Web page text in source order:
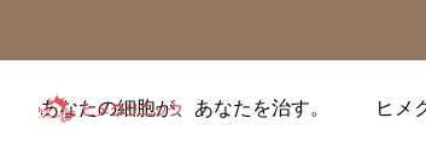
あなたの細胞が、あなたを治す。 ヒメ